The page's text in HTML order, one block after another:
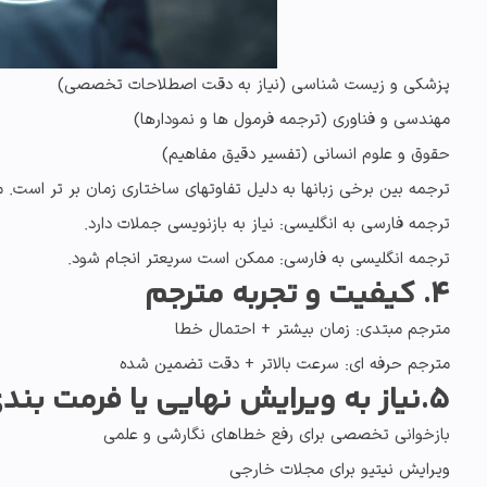
پزشکی و زیست شناسی (نیاز به دقت اصطلاحات تخصصی)
مهندسی و فناوری (ترجمه فرمول ها و نمودارها)
حقوق و علوم انسانی (تفسیر دقیق مفاهیم)
ترجمه بین برخی زبانها به دلیل تفاوتهای ساختاری زمان بر تر است.
ترجمه فارسی به انگلیسی: نیاز به بازنویسی جملات دارد.
ترجمه انگلیسی به فارسی: ممکن است سریعتر انجام شود.
4. کیفیت و تجربه مترجم
مترجم مبتدی: زمان بیشتر + احتمال خطا
مترجم حرفه ای: سرعت بالاتر + دقت تضمین شده
5.نیاز به ویرایش نهایی یا فرمت بندی خاص
بازخوانی تخصصی برای رفع خطاهای نگارشی و علمی
ویرایش نیتیو برای مجلات خارجی